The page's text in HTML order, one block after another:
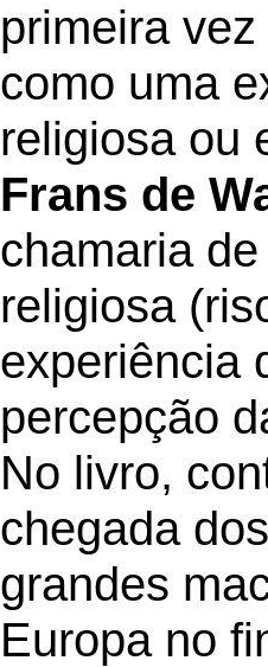
primeira
como uma
religiosa ou
Frans de
chamaria
religiosa
experiência
percepção
No livro,
chegada
grandes
Europa no